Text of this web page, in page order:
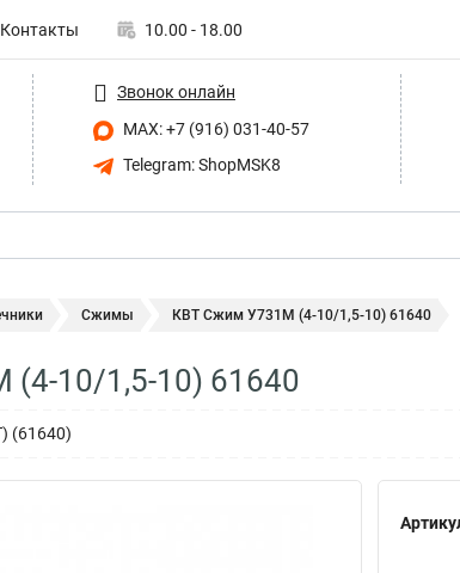
Контакты 10.00 - 18.00
Звонок онлайн
MAX: +7 (916) 031-40-57
Telegram: ShopMSK8
Сжимы КВТ Сжим У731М (4-10/1,5-10) 61640
10/1,5-10) 61640
(61640)